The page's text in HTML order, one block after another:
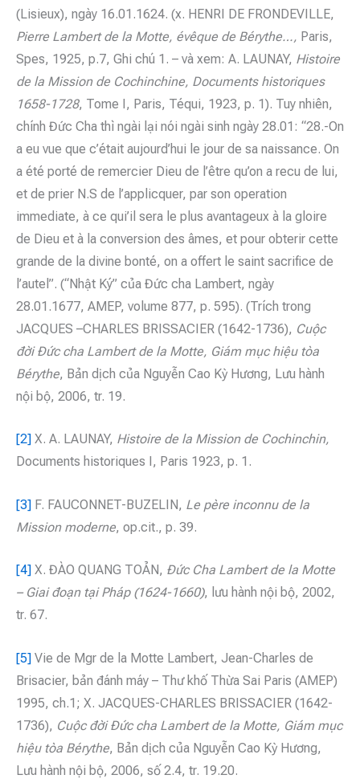
(Lisieux), ngày 16.01.1624. (x. HENRI DE FRONDEVILLE,
Pierre Lambert de la Motte, évêque de Bérythe…, Paris,
Spes, 1925, p.7, Ghi chú 1. – và xem: A. LAUNAY, Histoire
de la Mission de Cochinchine, Documents historiques
1658-1728, Tome I, Paris, Téqui, 1923, p. 1). Tuy nhiên,
chính Đức Cha thì ngài lại nói ngài sinh ngày 28.01: “28.-On
a eu vue que c’était aujourd’hui le jour de sa naissance. On
a été porté de remercier Dieu de l’être qu’on a recu de lui,
et de prier N.S de l’applicquer, par son operation
immediate, à ce qui’il sera le plus avantageux à la gloire
de Dieu et à la conversion des âmes, et pour obterir cette
grande de la divine bonté, on a offert le saint sacrifice de
l’autel”. (“Nhật Ký” của Đức cha Lambert, ngày
28.01.1677, AMEP, volume 877, p. 595). (Trích trong
JACQUES –CHARLES BRISSACIER (1642-1736), Cuộc
đời Đức cha Lambert de la Motte, Giám mục hiệu tòa
Bérythe, Bản dịch của Nguyễn Cao Kỳ Hương, Lưu hành
nội bộ, 2006, tr. 19.
[2] X. A. LAUNAY, Histoire de la Mission de Cochinchin,
Documents historiques I, Paris 1923, p. 1.
[3] F. FAUCONNET-BUZELIN, Le père inconnu de la
Missionmoderne, op.cit., p. 39.
[4] X. ĐÀO QUANG TOẢN, Đức Cha Lambert de la Motte
– Giai đoạn tạiPháp (1624-1660), lưu hành nội bộ, 2002,
tr. 67.
[5] Vie de Mgr de la Motte Lambert, Jean-Charles de
Brisacier, bản đánh máy – Thư khố Thừa Sai Paris (AMEP)
1995, ch.1; X. JACQUES-CHARLES BRISSACIER (1642-
1736), Cuộc đời Đức cha Lambert de la Motte, Giám mục
hiệu tòa Bérythe, Bản dịch của Nguyễn Cao Kỳ Hương,
Lưu hành nội bộ, 2006, số 2.4, tr. 19.20.